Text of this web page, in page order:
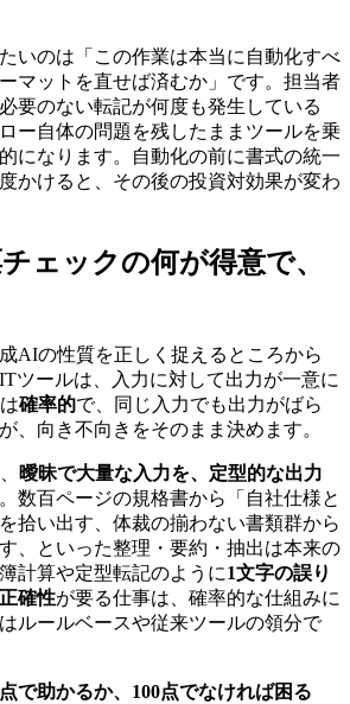
いのは「この作業は本当に自動化すべ
マットを直せば済むか」です。担当者
要のない転記が何度も発生している
自体の問題を残したままツールを乗
になります。自動化の前に書式の統一
かけると、その後の投資対効果が変わ
ェックの何が得意で、
AIの性質を正しく捉えるところから
ツールは、入力に対して出力が一意に
確率的で、同じ入力でも出力がばら
、向き不向きをそのまま決めます。
曖昧で大量な入力を、定型的な出力
数百ページの規格書から「自社仕様と
拾い出す、体裁の揃わない書類群から
、といった整理・要約・抽出は本来の
計算や定型転記のように1文字の誤り
確性が要る仕事は、確率的な仕組みに
ルールベースや従来ツールの領分で
で助かるか、100点でなければ困る